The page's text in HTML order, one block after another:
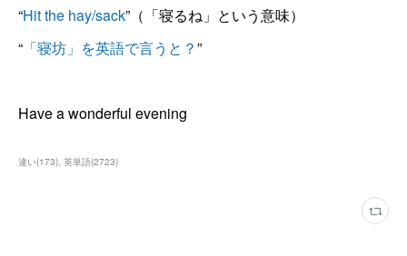
“Hit the hay/sack”（「寝るね」という意味）
“ 「寝坊」を英語で言うと？”
Have a wonderful evening
違い(173) 英単語(2723)